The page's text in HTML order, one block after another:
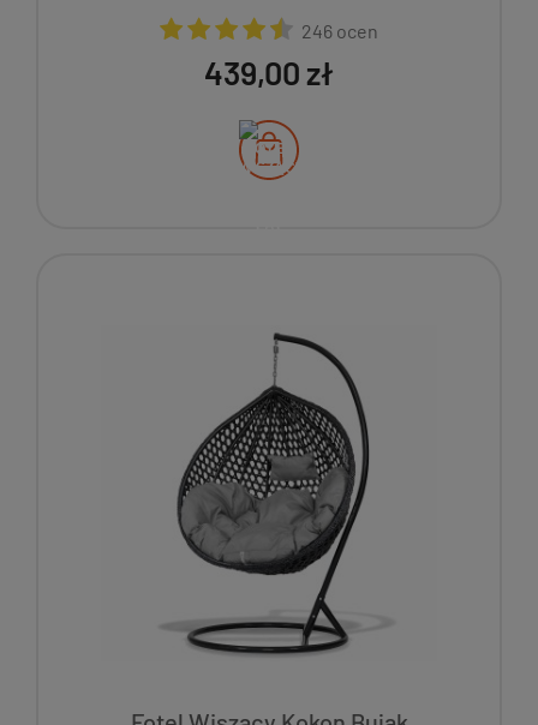
246 ocen
439,00 zł